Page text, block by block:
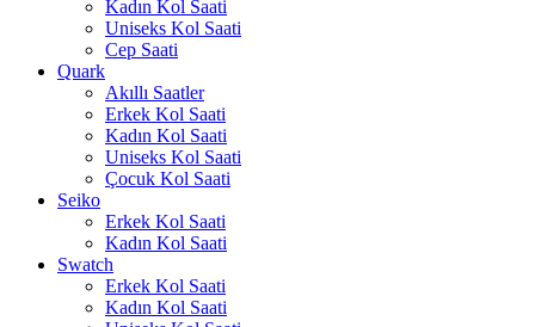
Kadın Kol Saati
Uniseks Kol Saati
Cep Saati
Quark
Akıllı Saatler
Erkek Kol Saati
Kadın Kol Saati
Uniseks Kol Saati
Çocuk Kol Saati
Seiko
Erkek Kol Saati
Kadın Kol Saati
Swatch
Erkek Kol Saati
Kadın Kol Saati